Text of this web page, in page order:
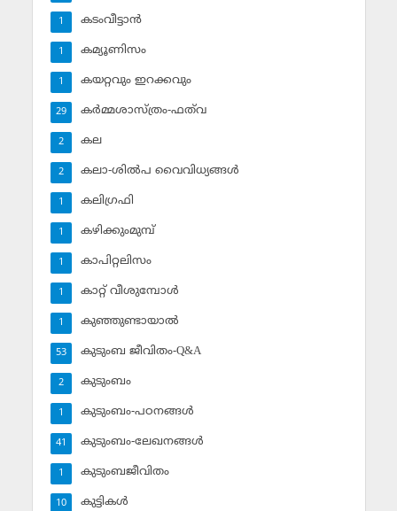
കടംവീട്ടാന്‍
1
കമ്യൂണിസം
1
കയറ്റവും ഇറക്കവും
1
കര്‍മ്മശാസ്ത്രം-ഫത്‌വ
29
കല
2
കലാ-ശില്‍പ വൈവിധ്യങ്ങള്‍
2
കലിഗ്രഫി
1
കഴിക്കുംമുമ്പ്
1
കാപിറ്റലിസം
1
കാറ്റ് വീശുമ്പോള്‍
1
കുഞ്ഞുണ്ടായാല്‍
1
കുടുംബ ജീവിതം-Q&A
53
കുടുംബം
2
കുടുംബം-പഠനങ്ങള്‍
1
കുടുംബം-ലേഖനങ്ങള്‍
41
കുടുംബജീവിതം
1
കുട്ടികള്‍
10